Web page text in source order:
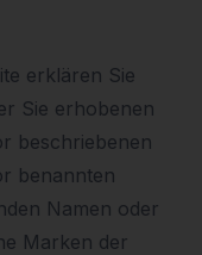
erklären Sie
Sie erhobenen
beschriebenen
benannten
Namen oder
Marken der